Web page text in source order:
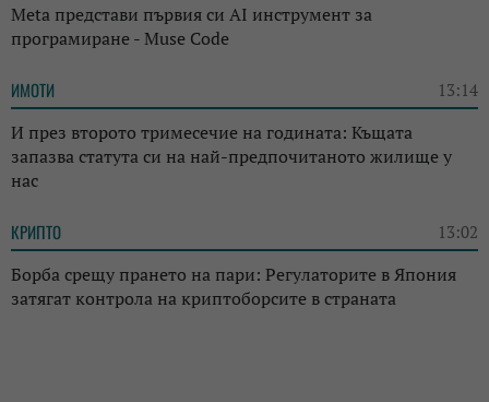
Meta представи първия си AI инструмент за
програмиране - Muse Code
ИМОТИ 13:14
И през второто тримесечие на годината: Къщата
запазва статута си на най-предпочитаното жилище у
нас
КРИПТО 13:02
Борба срещу прането на пари: Регулаторите в Япония
затягат контрола на криптоборсите в страната